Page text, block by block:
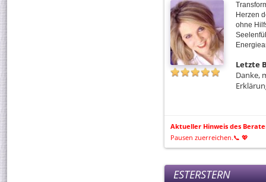
Herzen
ohne
Letzte
Danke,
Aktueller Hinweis des
Pausen zuerreichen.📞 💖
ESTERSTERN